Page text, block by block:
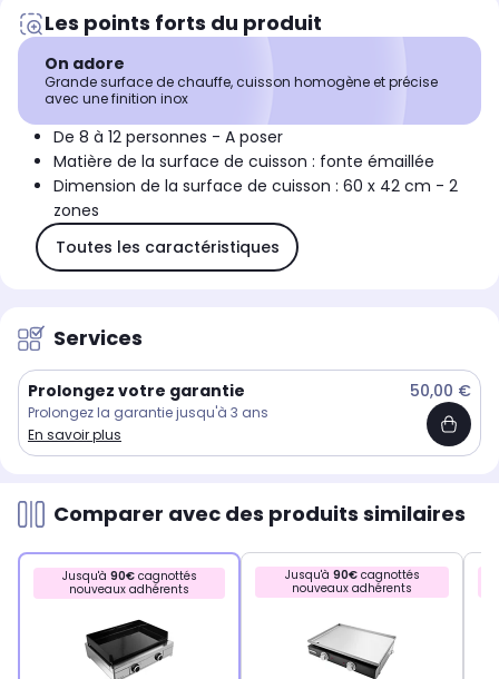
Les points forts du produit
On adore
Grande surface de chauffe, cuisson homogène et précise
avec une finition inox
De 8 à 12 personnes - A poser
Matière de la surface de cuisson : fonte émaillée
Dimension de la surface de cuisson : 60 x 42 cm - 2
zones
Toutes les caractéristiques
Services
Prolongez votre garantie 50,00 €
Prolongez la garantie jusqu'à 3 ans
En savoir plus
Comparer avec des produits similaires
Jusqu'à 90€cagnottés
nouveaux adhérents
Jusqu'à 90€cagnottés
nouveaux adhérents